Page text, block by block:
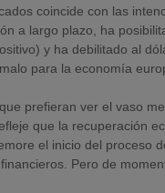
coincide con las
a largo plazo, ha
y ha debilitado al
para la economía
prefieran ver el vaso
que la recuperación
el inicio del proceso
Pero de